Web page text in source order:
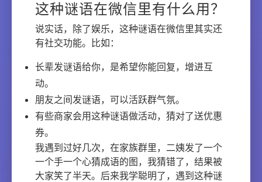
这种谜语在微信里有什么用？
说实话，除了娱乐，这种谜语在微信里其实还
有社交功能。比如：
长辈发谜语给你，是希望你能回复，增进互
动。
朋友之间发谜语，可以活跃群气氛。
有些商家会用这种谜语做活动，猜对了送优惠
券。
我遇到过好几次，在家族群里，二姨发了一个
一个手一个心猜成语的图，我猜错了，结果被
大家笑了半天。后来我学聪明了，遇到这种谜